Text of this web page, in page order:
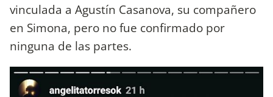
vinculada a Agustín Casanova, su compañero
en Simona, pero no fue confirmado por
ninguna de las partes.